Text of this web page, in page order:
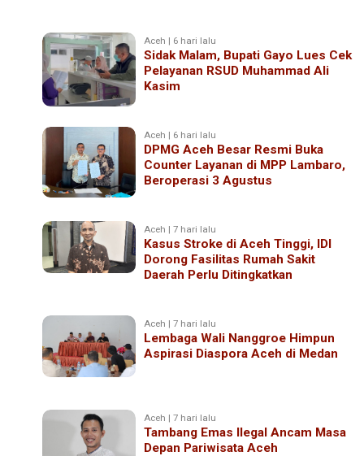
Aceh | 6 hari lalu
Sidak Malam, Bupati Gayo Lues Cek
Pelayanan RSUD Muhammad Ali
Kasim
Aceh | 6 hari lalu
DPMG Aceh Besar Resmi Buka
Counter Layanan di MPP Lambaro,
Beroperasi 3 Agustus
Aceh | 7 hari lalu
Kasus Stroke di Aceh Tinggi, IDI
Dorong Fasilitas Rumah Sakit
Daerah Perlu Ditingkatkan
Aceh | 7 hari lalu
Lembaga Wali Nanggroe Himpun
Aspirasi Diaspora Aceh di Medan
Aceh | 7 hari lalu
Tambang Emas Ilegal Ancam Masa
Depan Pariwisata Aceh